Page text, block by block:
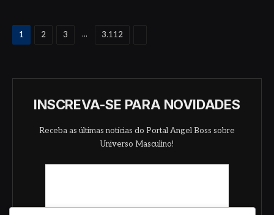
1 2 3 ... 3.112
INSCREVA-SE PARA NOVIDADES
Receba as últimas notícias do Portal Angel Boss sobre
Universo Masculino!